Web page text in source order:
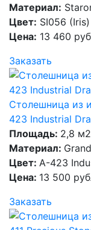
Материал:
Цвет: SI056 (Iris)
Цена: 13 460
Заказать
Столешница из
423 Industrial
Площадь: 2,8 м2
Материал:
Цвет: A-423
Цена: 13 500
Заказать